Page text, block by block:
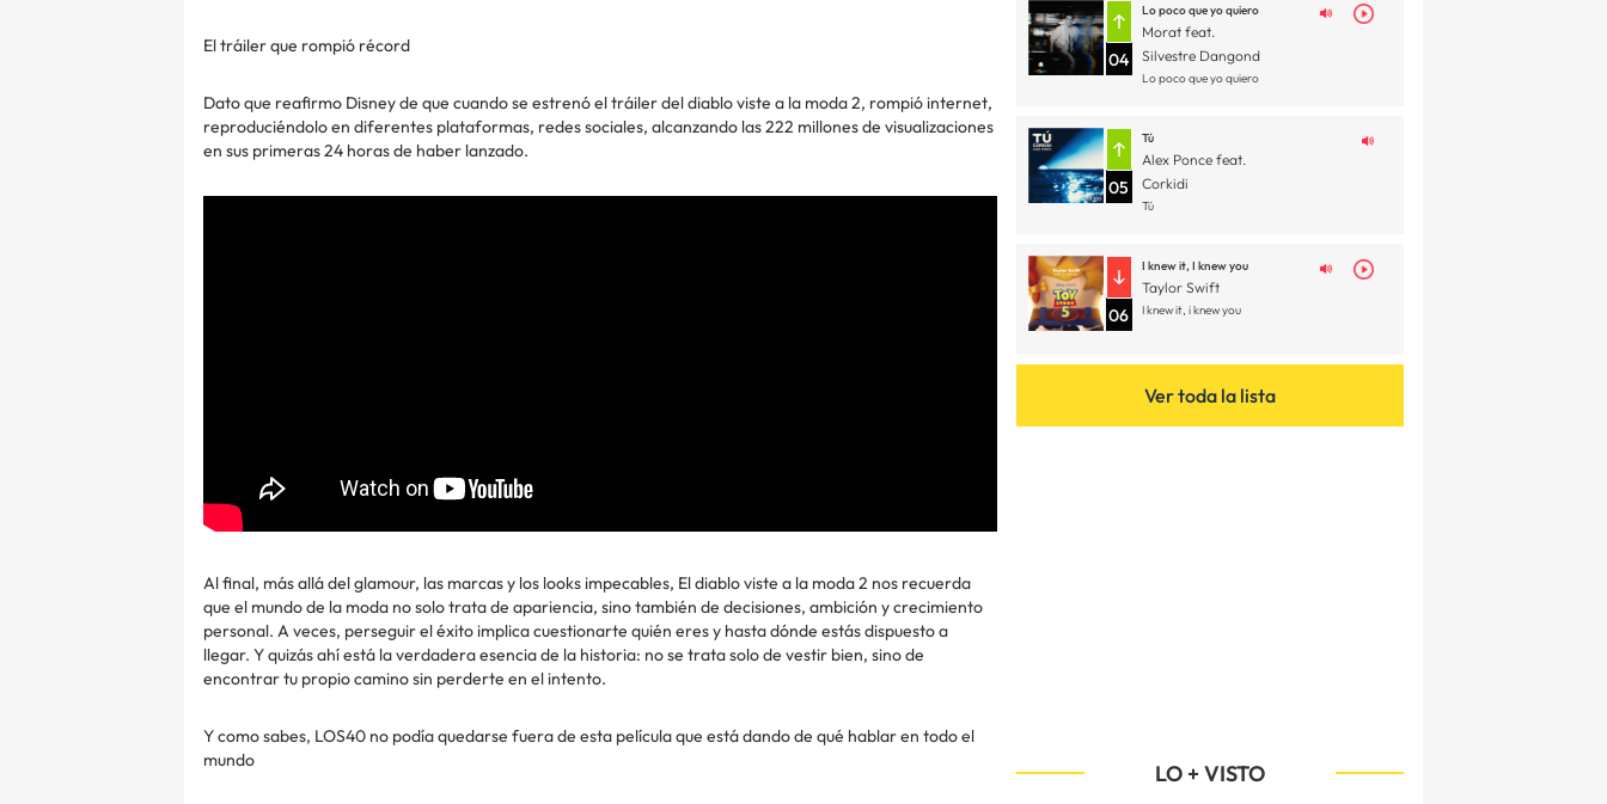
El tráiler que rompió récord
Dato que reafirmo Disney de que cuando se estrenó el tráiler del diablo viste a la moda 2, rompió internet,
reproduciéndolo en diferentes plataformas, redes sociales, alcanzando las 222 millones de visualizaciones
en sus primeras 24 horas de haber lanzado.
Al final, más allá del glamour, las marcas y los looks impecables, El diablo viste a la moda 2 nos recuerda
que el mundo de la moda no solo trata de apariencia, sino también de decisiones, ambición y crecimiento
personal. A veces, perseguir el éxito implica cuestionarte quién eres y hasta dónde estás dispuesto a
llegar. Y quizás ahí está la verdadera esencia de la historia: no se trata solo de vestir bien, sino de
encontrar tu propio camino sin perderte en el intento.
Y como sabes, LOS40 no podía quedarse fuera de esta película que está dando de qué hablar en todo el
mundo
04
Lo poco que yo quiero
Morat feat.
Silvestre Dangond
Lo poco que yo quiero
05
Tú
Alex Ponce feat.
Corkidi
Tú
06
I knew it, I knew you
Taylor Swift
I knew it, i knew you
Ver toda la lista
LO + VISTO